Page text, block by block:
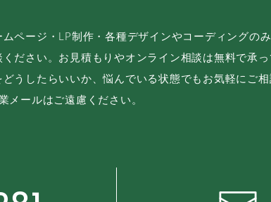
ムページ・LP制作・各種デザインやコーディングの
ください。お見積もりやオンライン相談は無料で承っ
どうしたらいいか、悩んでいる状態でもお気軽にご相
メールはご遠慮ください。